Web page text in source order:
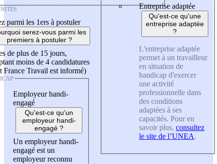
parmi les 1ers à postuler
serez-vous parmi les
premiers à postuler ?
de plus de 15 jours,
moins de 4 candidatures
France Travail est informé)
Employeur handi-
engagé
Qu'est-ce qu'un
employeur handi-
engagé ?
Un employeur handi-
engagé est un
employeur reconnu
Entreprise adaptée
Qu'est-ce qu'une
entreprise adaptée
?
L'entreprise adaptée
permet à un travailleur
en situation de
handicap d'exercer
une activité
professionnelle dans
des conditions
adaptées à ses
capacités. Pour en
savoir plus, consultez
le site de l’UNEA.